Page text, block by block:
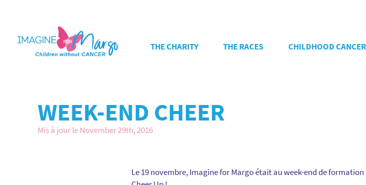
THE CHARITY THE RACES CHILDHOOD CANCER
WEEK-END CHEER
Mis à jour le November 29th, 2016
Le 19 novembre, Imagine for Margo était au week-end de